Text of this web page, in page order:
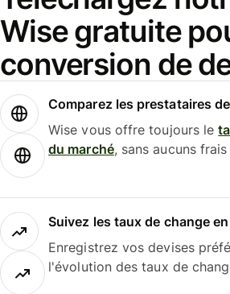
Wise gratuite
conversion de
Comparez les prestataires
Wise vous offre toujours le
du marché, sans aucuns
Suivez les taux de change
Enregistrez vos devises
l'évolution des taux de